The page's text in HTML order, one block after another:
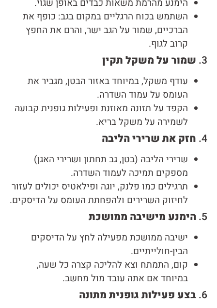
השתמש בכוח הרגליים במקום בגב: כופף את
הברכיים, שמור על הגב ישר, והרם את החפץ
קרוב לגוף.
3. שמור על משקל תקין
עודף משקל, במיוחד באזור הבטן, מגביר את
העומס על עמוד השדרה.
הקפד על תזונה מאוזנת ופעילות גופנית קבועה
לשמירה על משקל בריא.
4. חזק את שרירי הליבה
שרירי הליבה (בטן, גב תחתון ושרירי האגן)
מספקים תמיכה לעמוד השדרה.
תרגילים כמו פלנק, יוגה ופילאטיס יכולים לעזור
לחיזוק השרירים ולהפחתת העומס על הדיסקים.
5. הימנע מישיבה ממושכת
ישיבה ממושכת מפעילה לחץ על הדיסקים
הבין-חולייתיים.
קום, התמתח וצא להליכה קצרה כל שעה,
במיוחד אם אתה עובד מול מחשב.
6. בצע פעילות גופנית מתונה